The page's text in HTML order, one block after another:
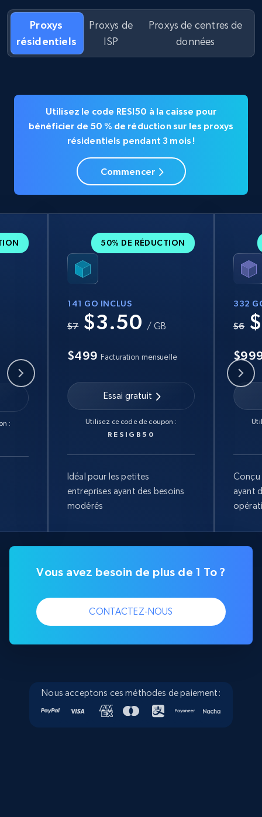
Proxys
résidentiels
Proxys de
ISP
Proxys de centres de
données
Utilisez le code RESI50 à la caisse pour
bénéficier de 50 % de réduction sur les proxys
résidentiels pendant 3 mois !
Commencer
:
50% DE RÉDUCTION
141 GO INCLUS
$7 $3.50 / GB
$499 Facturation mensuelle
Essai gratuit
Utilisez ce code de coupon :
RESIGB50
Idéal pour les petites
entreprises ayant des besoins
modérés
332
$6
Conçu
ayant
Vous avez besoin de plus de 1 To ?
CONTACTEZ-NOUS
Nous acceptons ces méthodes de paiement: